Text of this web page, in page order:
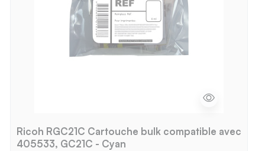
Ricoh RGC21C Cartouche bulk compatible avec
405533, GC21C - Cyan